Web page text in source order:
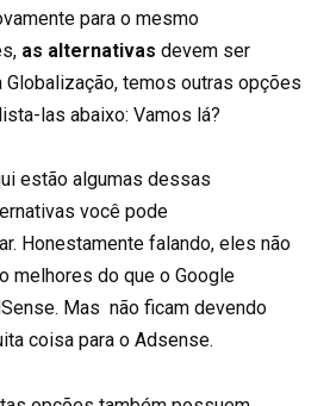
para o mesmo
as alternativas devem ser
Globalização, temos outras opções
las abaixo: Vamos lá?
estão algumas dessas
você pode
Honestamente falando, eles não
melhores do que o Google
Mas não ficam devendo
coisa para o Adsense.